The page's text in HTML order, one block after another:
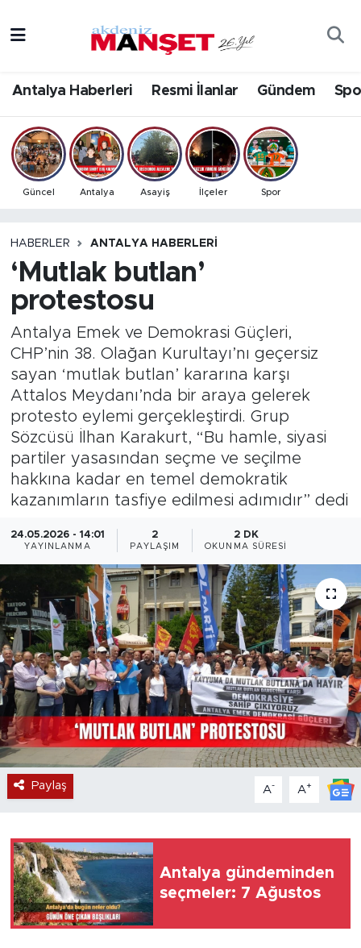
Antalya Haberleri Resmi İlanlar Gündem
Güncel Antalya Asayiş İlçeler Spor
HABERLER ANTALYA HABERLERI
‘Mutlak butlan’
protestosu
Antalya Emek ve Demokrasi Güçleri,
CHP’nin 38. Olağan Kurultayı’nı geçersiz
sayan ‘mutlak butlan’ kararına karşı
Attalos Meydanı’nda bir araya gelerek
protesto eylemi gerçekleştirdi. Grup
Sözcüsü İlhan Karakurt, “Bu hamle, siyasi
partiler yasasından seçme ve seçilme
hakkına kadar en temel demokratik
kazanımların tasfiye edilmesi adımıdır” dedi
24.05.2026 - 14:01
YAYINLANMA
2
PAYLAŞIM
2 DK
OKUNMA SÜRESI
Paylaş A- A+
Antalya gündeminden
seçmeler: 7 Ağustos
Bilim & Teknoloji
Eğitim
Ekonomi
Gündem
İlçeler
Kültür- Sanat
Magazin
Özel Haber
Politika
Spor
Turizm
Antalya Hava Durumu
Antalya Namaz Vakitleri
Antalya Trafik Yoğunluk Haritası
Tüm Manşetler
Son Dakika Haberleri
Haber Arşivi